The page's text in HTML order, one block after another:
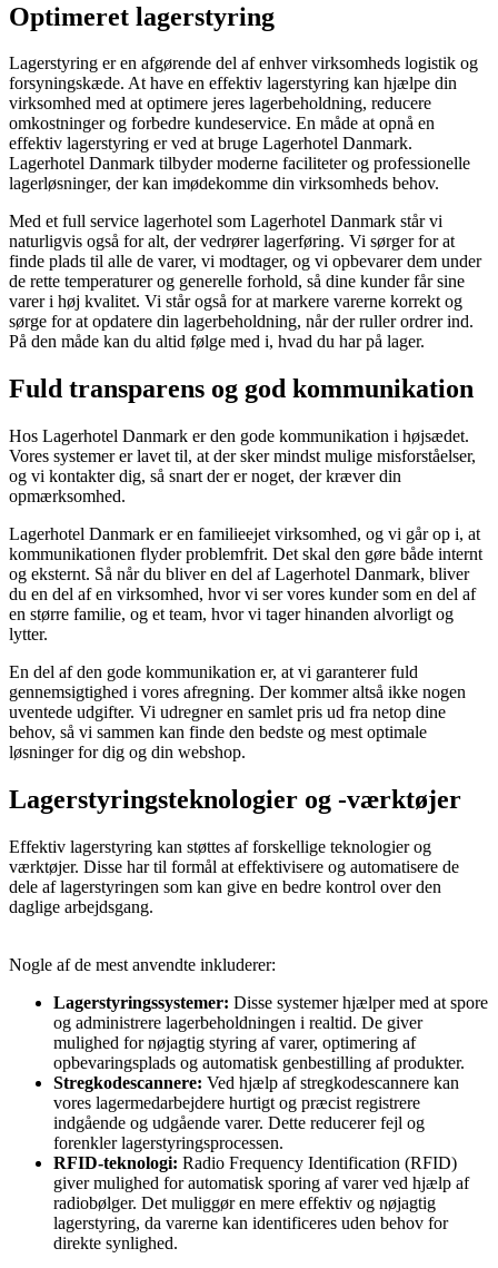
Optimeret lagerstyring
Lagerstyring er en afgørende del af enhver virksomheds logistik og
forsyningskæde. At have en effektiv lagerstyring kan hjælpe din
virksomhed med at optimere jeres lagerbeholdning, reducere
omkostninger og forbedre kundeservice. En måde at opnå en
effektiv lagerstyring er ved at bruge Lagerhotel Danmark.
Lagerhotel Danmark tilbyder moderne faciliteter og professionelle
lagerløsninger, der kan imødekomme din virksomheds behov.
Med et full service lagerhotel som Lagerhotel Danmark står vi
naturligvis også for alt, der vedrører lagerføring. Vi sørger for at
finde plads til alle de varer, vi modtager, og vi opbevarer dem under
de rette temperaturer og generelle forhold, så dine kunder får sine
varer i høj kvalitet. Vi står også for at markere varerne korrekt og
sørge for at opdatere din lagerbeholdning, når der ruller ordrer ind.
På den måde kan du altid følge med i, hvad du har på lager.
Fuld transparens og god kommunikation
Hos Lagerhotel Danmark er den gode kommunikation i højsædet.
Vores systemer er lavet til, at der sker mindst mulige misforståelser,
og vi kontakter dig, så snart der er noget, der kræver din
opmærksomhed.
Lagerhotel Danmark er en familieejet virksomhed, og vi går op i, at
kommunikationen flyder problemfrit. Det skal den gøre både internt
og eksternt. Så når du bliver en del af Lagerhotel Danmark, bliver
du en del af en virksomhed, hvor vi ser vores kunder som en del af
en større familie, og et team, hvor vi tager hinanden alvorligt og
lytter.
En del af den gode kommunikation er, at vi garanterer fuld
gennemsigtighed i vores afregning. Der kommer altså ikke nogen
uventede udgifter. Vi udregner en samlet pris ud fra netop dine
behov, så vi sammen kan finde den bedste og mest optimale
løsninger for dig og din webshop.
Lagerstyringsteknologier og -værktøjer
Effektiv lagerstyring kan støttes af forskellige teknologier og
værktøjer. Disse har til formål at effektivisere og automatisere de
dele af lagerstyringen som kan give en bedre kontrol over den
daglige arbejdsgang.
Nogle af de mest anvendte inkluderer:
Lagerstyringssystemer: Disse systemer hjælper med at spore
og administrere lagerbeholdningen i realtid. De giver
mulighed for nøjagtig styring af varer, optimering af
opbevaringsplads og automatisk genbestilling af produkter.
Stregkodescannere: Ved hjælp af stregkodescannere kan
vores lagermedarbejdere hurtigt og præcist registrere
indgående og udgående varer. Dette reducerer fejl og
forenkler lagerstyringsprocessen.
RFID-teknologi: Radio Frequency Identification (RFID)
giver mulighed for automatisk sporing af varer ved hjælp af
radiobølger. Det muliggør en mere effektiv og nøjagtig
lagerstyring, da varerne kan identificeres uden behov for
direkte synlighed.